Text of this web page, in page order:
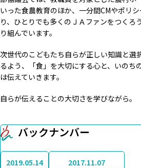
いった食農教育のほか、一分間CMやポリ
り、ひとりでも多くのＪＡファンをつくろ
り組んでいます。
次世代のこどもたち自らが正しい知識と選
るよう、「食」を大切にする心と、いのち
は伝えていきます。
自らが伝えることの大切さを学びながら。
バックナンバー
2019.05.14
2017.11.07